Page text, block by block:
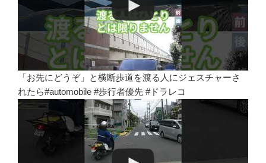
「お先にどうぞ」と横断歩道を渡る人にジェスチャーさ
れたら#automobile #歩行者優先 #ドラレコ